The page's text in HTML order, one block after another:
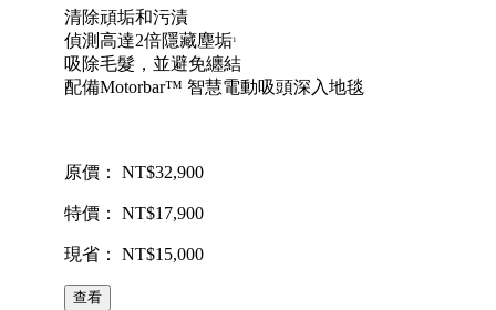
清除頑垢和污漬
偵測高達2倍隱藏塵垢1
吸除毛髮，並避免纏結
配備Motorbar™ 智慧電動吸頭深入地毯
原價： NT$32,900
特價： NT$17,900
現省： NT$15,000
查看